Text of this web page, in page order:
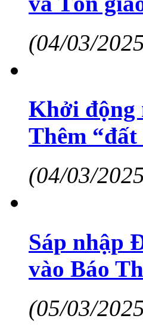
(04/03/
Khởi động
Thêm
(04/03/
Sáp nhập
vào Báo
(05/03/